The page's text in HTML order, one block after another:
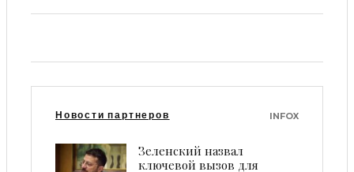
Новости партнеров INFOX
Зеленский назвал
ключевой вызов для